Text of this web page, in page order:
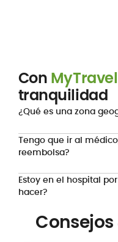
Con
tranquilidad
¿Qué es una zona
Tengo que ir al
reembolsa?
Estoy en el hospital
hacer?